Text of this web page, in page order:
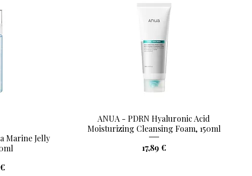
Marine Jelly
Aperçu rapide
ANUA - PDRN Hyaluronic Acid
Moisturizing Cleansing Foam, 150ml
Prix
17,89 €